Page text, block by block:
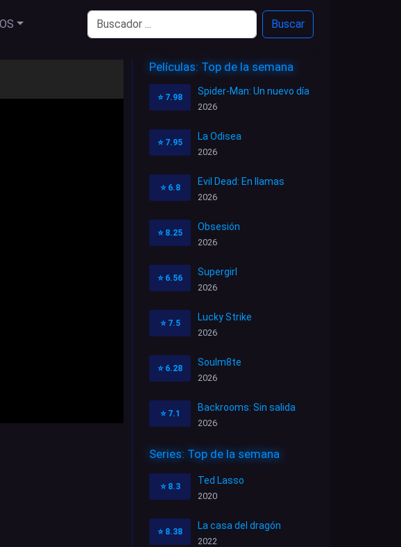
Buscar
Películas: Top de la semana
⭐ 7.98
Spider-Man: Un nuevo día
2026
⭐ 7.95
La Odisea
2026
⭐ 6.8
Evil Dead: En llamas
2026
⭐ 8.25
Obsesión
2026
⭐ 6.56
Supergirl
2026
⭐ 7.5
Lucky Strike
2026
⭐ 6.28
Soulm8te
2026
⭐ 7.1
Backrooms: Sin salida
2026
Series: Top de la semana
⭐ 8.3
Ted Lasso
2020
⭐ 8.38
La casa del dragón
2022